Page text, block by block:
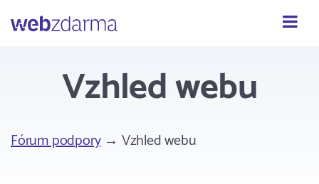
Webzdarma
Vzhled webu
Fórum podpory→ Vzhled webu